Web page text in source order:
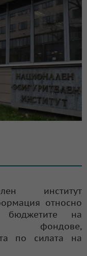
институт
относно
бюджетите на
фондове,
по силата на